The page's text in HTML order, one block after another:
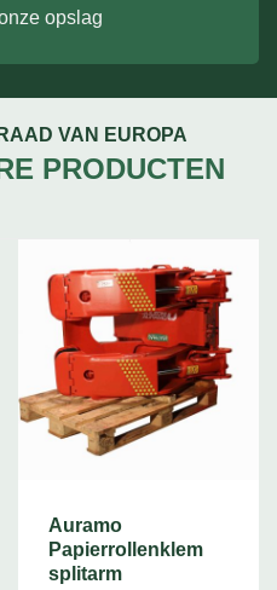
opslag
VAN EUROPA
PRODUCTEN
Auramo
Papierrollenklem
splitarm